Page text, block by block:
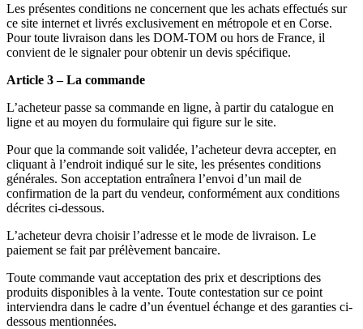
Les présentes conditions ne concernent que les achats effectués sur
ce site internet et livrés exclusivement en métropole et en Corse.
Pour toute livraison dans les DOM-TOM ou hors de France, il
convient de le signaler pour obtenir un devis spécifique.
Article 3 – La commande
L’acheteur passe sa commande en ligne, à partir du catalogue en
ligne et au moyen du formulaire qui figure sur le site.
Pour que la commande soit validée, l’acheteur devra accepter, en
cliquant à l’endroit indiqué sur le site, les présentes conditions
générales. Son acceptation entraînera l’envoi d’un mail de
confirmation de la part du vendeur, conformément aux conditions
décrites ci-dessous.
L’acheteur devra choisir l’adresse et le mode de livraison. Le
paiement se fait par prélèvement bancaire.
Toute commande vaut acceptation des prix et descriptions des
produits disponibles à la vente. Toute contestation sur ce point
interviendra dans le cadre d’un éventuel échange et des garanties ci-
dessous mentionnées.